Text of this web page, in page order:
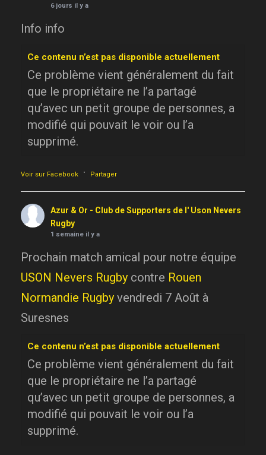
6 jours il y a
Info info
Ce contenu n’est pas disponible actuellement
Ce problème vient généralement du fait
que le propriétaire ne l’a partagé
qu’avec un petit groupe de personnes, a
modifié qui pouvait le voir ou l’a
supprimé.
Voir sur Facebook · Partager
Azur & Or - Club de Supporters de l' Uson Nevers
Rugby
1 semaine il y a
Prochain match amical pour notre équipe
USON Nevers Rugby contre Rouen
Normandie Rugby vendredi 7 Août à
Suresnes
Ce contenu n’est pas disponible actuellement
Ce problème vient généralement du fait
que le propriétaire ne l’a partagé
qu’avec un petit groupe de personnes, a
modifié qui pouvait le voir ou l’a
supprimé.